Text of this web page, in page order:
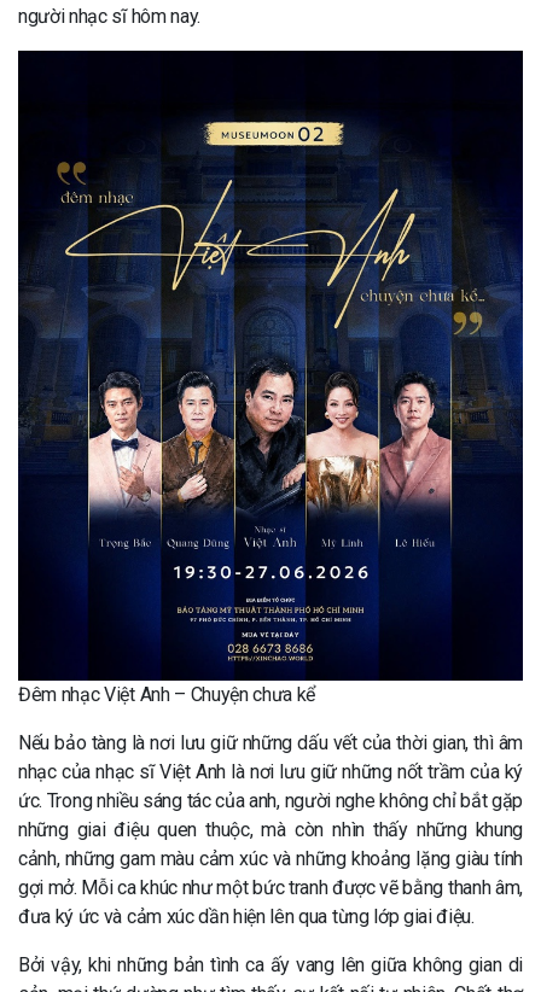
người nhạc sĩ hôm nay.
Đêm nhạc Việt Anh – Chuyện chưa kể
Nếu bảo tàng là nơi lưu giữ những dấu vết của thời gian, thì âm
nhạc của nhạc sĩ Việt Anh là nơi lưu giữ những nốt trầm của ký
ức. Trong nhiều sáng tác của anh, người nghe không chỉ bắt gặp
những giai điệu quen thuộc, mà còn nhìn thấy những khung
cảnh, những gam màu cảm xúc và những khoảng lặng giàu tính
gợi mở. Mỗi ca khúc như một bức tranh được vẽ bằng thanh âm,
đưa ký ức và cảm xúc dần hiện lên qua từng lớp giai điệu.
Bởi vậy, khi những bản tình ca ấy vang lên giữa không gian di